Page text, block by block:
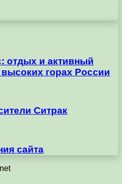
отдых и активный
горах России
Ситрак
сайта